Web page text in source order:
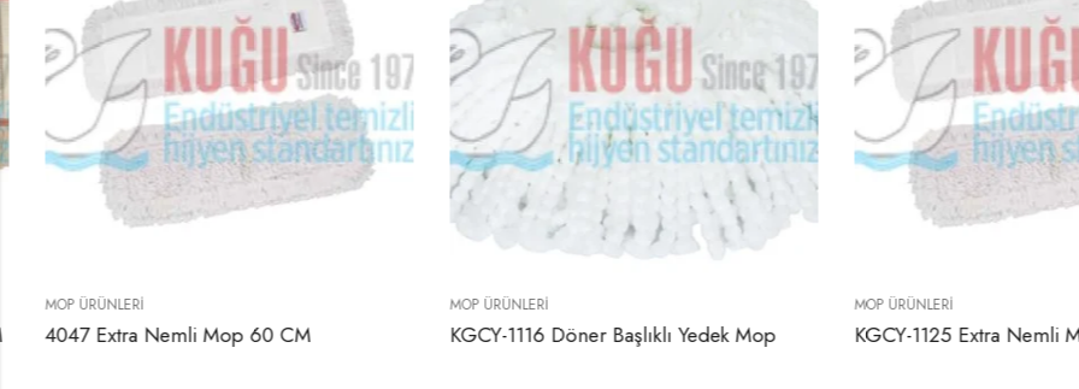
MOP ÜRÜNLERI
4047 Extra Nemli Mop 60 CM
MOP ÜRÜNLERI
KGCY-1116 Döner Başlıklı Yedek Mop
MOP ÜRÜNLERI
KGCY-1125 Extra Nemli